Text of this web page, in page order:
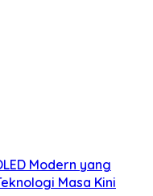
Modern yang
Masa Kini